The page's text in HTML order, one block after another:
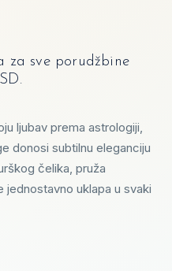
za sve porudžbine
ljubav prema astrologiji,
donosi subtilnu eleganciju
čelika, pruža
jednostavno uklapa u svaki